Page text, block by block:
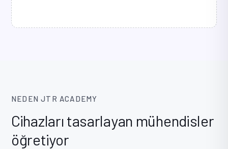
NEDEN JTR ACADEMY
Cihazları tasarlayan mühendisler
öğretiyor